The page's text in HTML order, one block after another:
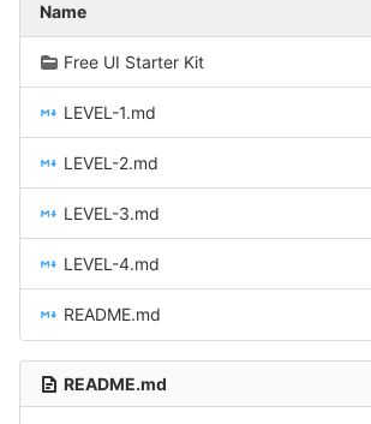
Name
Free UI Starter Kit
LEVEL-1.md
LEVEL-2.md
LEVEL-3.md
LEVEL-4.md
README.md
README.md